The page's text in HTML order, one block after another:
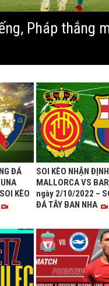
Pháp thắng
ĐÁ
KÈO
SOI KÈO NHẬN
MALLORCA VS
ngày 2/10/2022 –
ĐÁ TÂY BAN NHA